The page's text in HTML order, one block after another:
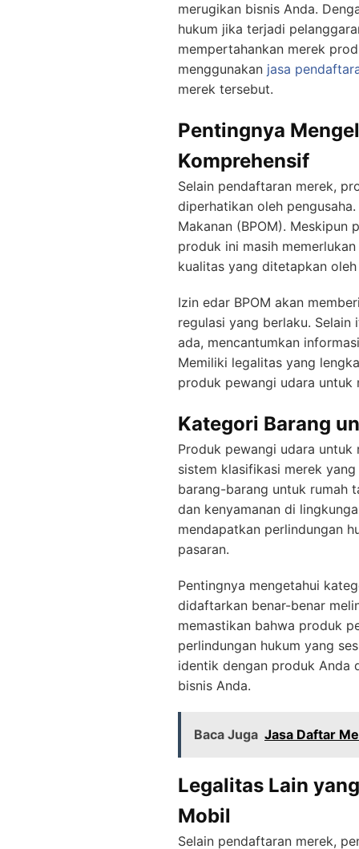
merugikan bisnis Anda.
hukum jika terjadi
mempertahankan merek
menggunakan jasa
merek tersebut.
Pentingnya
Komprehensif
Selain pendaftaran merek,
diperhatikan oleh
Makanan (BPOM).
produk ini masih
kualitas yang ditetapkan
Izin edar BPOM akan
regulasi yang berlaku.
ada, mencantumkan
Memiliki legalitas yang
produk pewangi udara untuk
Kategori Barang
Produk pewangi udara
sistem klasifikasi merek
barang-barang untuk rumah
dan kenyamanan di
mendapatkan perlindungan
pasaran.
Pentingnya mengetahui
didaftarkan benar-benar
memastikan bahwa produk
perlindungan hukum yang
identik dengan produk Anda
bisnis Anda.
Baca Juga Jasa Daftar
Legalitas Lain
Mobil
Selain pendaftaran merek,